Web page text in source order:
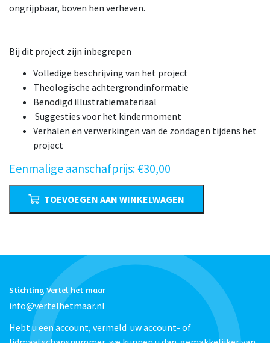
ongrijpbaar, boven hen verheven.
Bij dit project zijn inbegrepen
Volledige beschrijving van het project
Theologische achtergrondinformatie
Benodigd illustratiemateriaal
Suggesties voor het kindermoment
Verhalen en verwerkingen van de zondagen tijdens het
project
Eenmalige aanschafprijs:€30,00
TOEVOEGEN AAN WINKELWAGEN
Stichting Vertel het maar
info@vertelhetmaar.nl
Hebt u een account, vermeld uw account- of